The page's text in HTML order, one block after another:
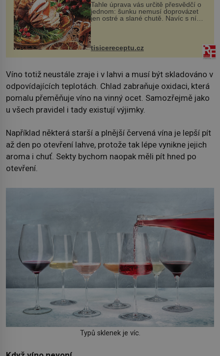
Tahle úprava vás určitě přesvědčí o
jednom: šunku nemusí doprovázet
jen ostré a slané chutě. Navíc s ní
nakrmíte poměrně hodně hladových
krků. Ingredience sádlo 3 kg šunky
vcelku 3 stroužky česneku hl...
tisicereceptu.cz
Víno totiž neustále zraje i v lahvi a musí být skladováno v
odpovídajících teplotách. Chlad zabraňuje oxidaci, která
pomalu přeměňuje víno na vinný ocet. Samozřejmě jako
u všech pravidel i tady existují výjimky.
Například některá starší a plnější červená vína je lepší pít
až den po otevření lahve, protože tak lépe vynikne jejich
aroma i chuť. Sekty bychom naopak měli pít hned po
otevření.
Typů sklenek je víc.